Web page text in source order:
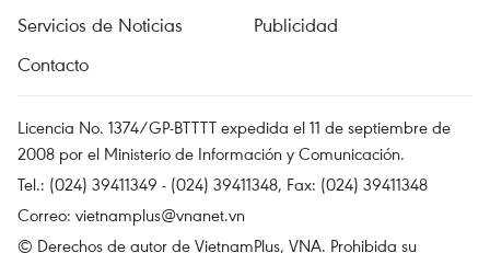
Servicios de Noticias
Publicidad
Contacto
Licencia No. 1374/GP-BTTTT expedida el 11 de septiembre de
2008 por el Ministerio de Información y Comunicación.
Tel.: (024) 39411349 - (024) 39411348, Fax: (024) 39411348
Correo: vietnamplus@vnanet.vn
© Derechos de autor de VietnamPlus, VNA. Prohibida su